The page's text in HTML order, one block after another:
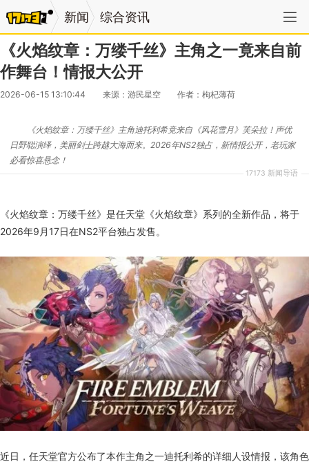
新闻 综合资讯
《火焰纹章：万缕千丝》主角之一竟来自前
作舞台！情报大公开
2026-06-15 13:10:44 来源：游民星空 作者：枸杞薄荷
17173 新闻导语
《火焰纹章：万缕千丝》主角迪托利希竟来自《风花雪月》芙朵拉！声优
日野聪演绎，美丽剑士跨越大海而来。2026年NS2独占，新情报公开，老玩家
必看惊喜悬念！
《火焰纹章：万缕千丝》是任天堂《火焰纹章》系列的全新作品，将于
2026年9月17日在NS2平台独占发售。
近日，任天堂官方公布了本作主角之一迪托利希的详细人设情报，该角色